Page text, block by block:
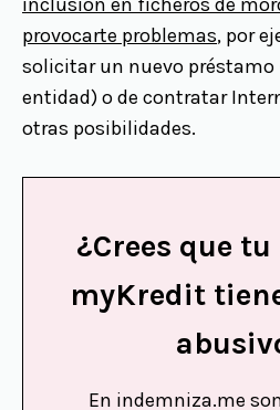
provocarte problemas, por
solicitar un nuevo
entidad) o de contratar
otras posibilidades.
¿Crees que
myKredit
En indemniza.me